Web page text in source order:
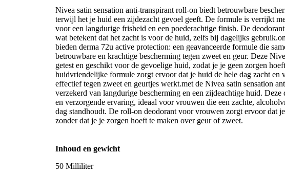
Nivea satin sensation anti-transpirant roll-on biedt betrouwbare
terwijl het je huid een zijdezacht gevoel geeft. De formule is verrijkt
voor een langdurige frisheid en een poederachtige finish. De
wat betekent dat het zacht is voor de huid, zelfs bij dagelijks
bieden derma 72u active protection: een geavanceerde formule die
betrouwbare en krachtige bescherming tegen zweet en geur. Deze
getest en geschikt voor de gevoelige huid, zodat je je geen zorgen
huidvriendelijke formule zorgt ervoor dat je huid de hele dag zacht en
effectief tegen zweet en geurtjes werkt.met de Nivea satin sensation
verzekerd van langdurige bescherming en een zijdeachtige huid.
en verzorgende ervaring, ideaal voor vrouwen die een zachte,
dag standhoudt. De roll-on deodorant voor vrouwen zorgt ervoor dat
zonder dat je je zorgen hoeft te maken over geur of zweet.
Inhoud en gewicht
50 Milliliter